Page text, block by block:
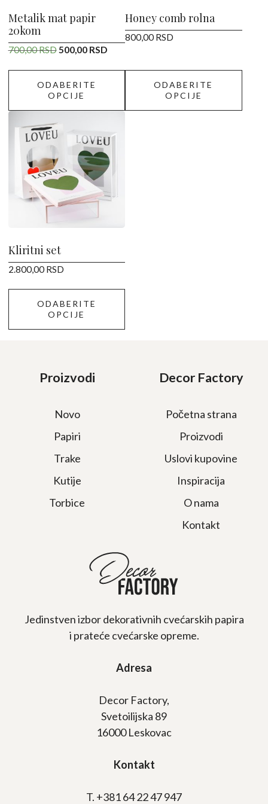
Metalik mat papir
20kom
700,00RSD Originalna
bila:
500,00 RSDTrenutna
500,00 RSD.
ODABERITE
OPCIJE
izabrane
na
stranici
Honey comb rolna
800,00 RSD
ODABERITE
OPCIJE
izabrane
na
Kliritni set
2.800,00 RSD
ODABERITE
OPCIJE
proizvod
varijanti.
Opcije
izabrane
na
Proizvodi
Novo
Papiri
Trake
Kutije
Torbice
Decor Factory
Početna strana
Proizvodi
Uslovi kupovine
Inspiracija
O nama
Kontakt
Jedinstven izbor dekorativnih cvećarskih papira
i prateće cvećarske opreme.
Adresa
Decor Factory,
Svetoilijska 89
16000 Leskovac
Kontakt
T. +381 64 22 47 947